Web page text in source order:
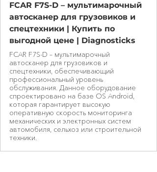
FCAR F7S-D – мультимарочный
автосканер для грузовиков и
спецтехники | Купить по
выгодной цене | Diagnosticks
FCAR F7S-D – мультимарочный
автосканер для грузовиков и
спецтехники, обеспечивающий
профессиональный уровень
обслуживания. Данное оборудование
спроектировано на базе OS Android,
которая гарантирует высокую
оперативную скорость мониторинга
механических и электронных систем
автомобиля, сельхоз или строительной
техники.